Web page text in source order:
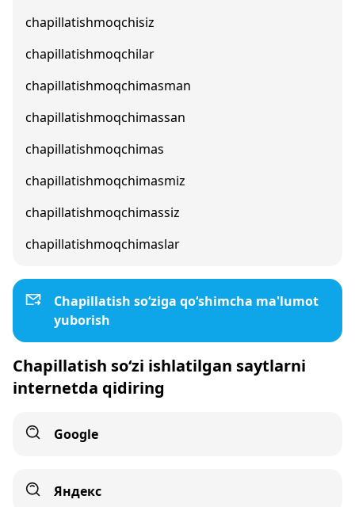
chapillatishmoqchisiz
chapillatishmoqchilar
chapillatishmoqchimasman
chapillatishmoqchimassan
chapillatishmoqchimas
chapillatishmoqchimasmiz
chapillatishmoqchimassiz
chapillatishmoqchimaslar
Chapillatish so‘ziga qo‘shimcha ma'lumot
yuborish
Chapillatish so‘zi ishlatilgan saytlarni
internetda qidiring
Google
Яндекс